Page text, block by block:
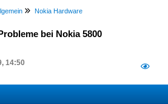
Nokia Hardware
bei Nokia 5800
14:50